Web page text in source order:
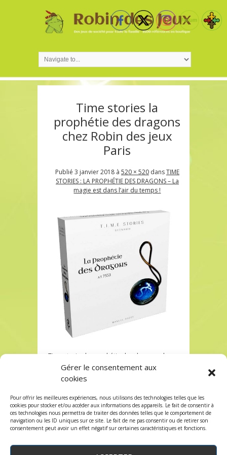
Gérer le consentement aux
cookies
Pour offrir les meilleures expériences, nous utilisons des technologies telles que les
cookies pour stocker et/ou accéder aux informations des appareils. Le fait de consentir à
ces technologies nous permettra de traiter des données telles que le comportement de
navigation ou les ID uniques sur ce site. Le fait de ne pas consentir ou de retirer son
consentement peut avoir un effet négatif sur certaines caractéristiques et fonctions.
Time stories la
prophétie des dragons
chez Robin des jeux
Paris
Publié 3 janvier 2018à 520 × 520dansTIME
STORIES : LA PROPHÉTIE DES DRAGONS – La
magie est dans l’air du temps !
Time stories la prophétie des dragons chez
Robin des jeux Paris
Time stories la prophétie des dragons chez
Les commentaires sont fermés, mais vous
pouvez faire un trackback:Trackback URL.